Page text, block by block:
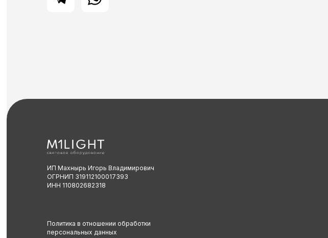
Политика в отношении обработки
персональных данных
ИП Махнырь Игорь Владимирович
ОГРНИП 319112100017393
ИНН 110802682318